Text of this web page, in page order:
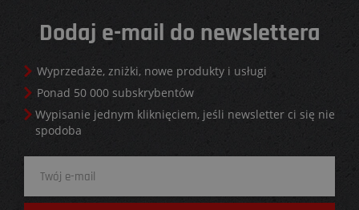
Dodaj e-mail do newslettera
Wyprzedaże, zniżki, nowe produkty i usługi
Ponad 50 000 subskrybentów
Wypisanie jednym kliknięciem, jeśli newsletter ci się nie
spodoba